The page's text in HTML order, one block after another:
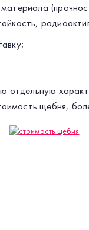
отдельную
щебня,